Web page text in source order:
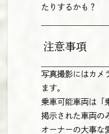
たりするかも？
注意事項
写真撮影にはカメ
ます。
乗車可能車両は「
掲示された車両の
オーナーの大事な